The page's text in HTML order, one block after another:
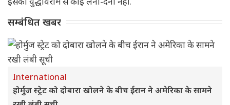
सम्बंधित खबर
International
होर्मुज स्ट्रेट को दोबारा खोलने के बीच ईरान ने अमेरिका के सामने